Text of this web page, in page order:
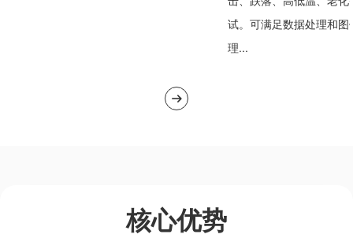
试。可满足数据处理和图
理...
核心优势